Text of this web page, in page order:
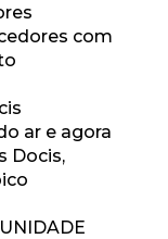
com
ar e agora
Docis,